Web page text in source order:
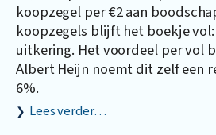
koopzegel per €2 aan
koopzegels blijft het boekje vol:
uitkering. Het voordeel per vol
Albert Heijn noemt dit zelf een
6%.
Lees verder…